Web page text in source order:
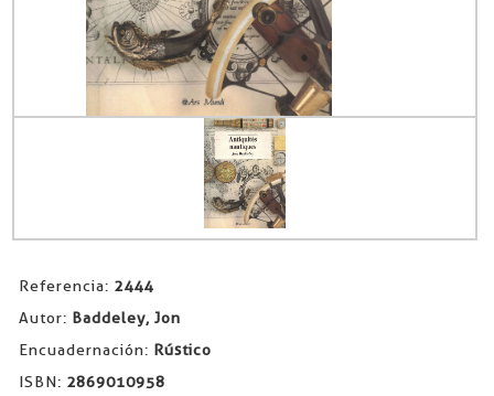
Referencia: 2444
Autor: Baddeley, Jon
Encuadernación: Rústico
ISBN: 2869010958